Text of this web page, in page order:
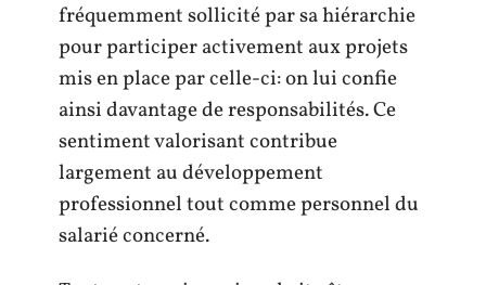
fréquemment sollicité par sa hiérarchie
pour participer activement aux projets
mis en place par celle-ci: on lui confie
ainsi davantage de responsabilités. Ce
sentiment valorisant contribue
largement au développement
professionnel tout comme personnel du
salarié concerné.